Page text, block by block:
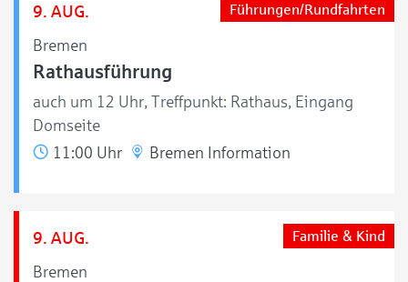
9. AUG.
Bremen
Führungen/Rundfahrten
Rathausführung
auch um 12 Uhr, Treffpunkt: Rathaus, Eingang
Domseite
11:00 Uhr
Bremen Information
9. AUG.
Bremen
Familie & Kind